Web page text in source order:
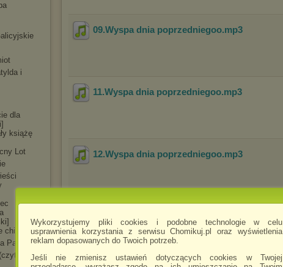
Wykorzystujemy pliki cookies i podobne technologie w celu
usprawnienia korzystania z serwisu Chomikuj.pl oraz wyświetlenia
reklam dopasowanych do Twoich potrzeb.
Jeśli nie zmienisz ustawień dotyczących cookies w Twojej
i
dla
książę
Lot
i]
chińskie
Pawła II
09.Wyspa dnia poprzedniegoo.mp3
11.Wyspa dnia poprzedniegoo.mp3
12.Wyspa dnia poprzedniegoo.mp3
13.Wyspa dnia poprzedniegoo .mp3